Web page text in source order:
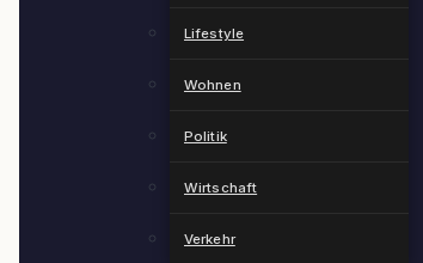
Lifestyle
Wohnen
Politik
Wirtschaft
Verkehr